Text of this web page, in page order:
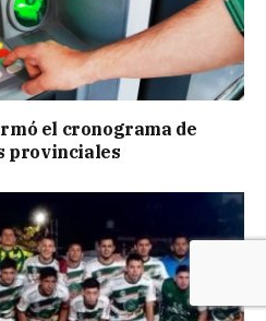
el cronograma de
provinciales